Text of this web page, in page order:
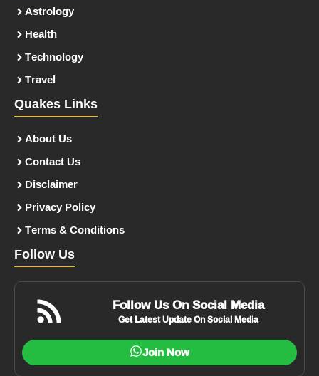
Astrology
Health
Technology
Travel
Quakes Links
About Us
Contact Us
Disclaimer
Privacy Policy
Terms & Conditions
Follow Us
Follow Us On Social Media
Get Latest Update On Social Media
Join Now